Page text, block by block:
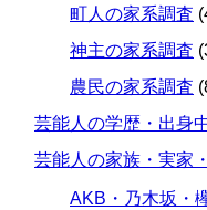
町人の家系調査
神主の家系調査
農民の家系調査
芸能人の学歴・出身
芸能人の家族・実家
AKB・乃木坂・